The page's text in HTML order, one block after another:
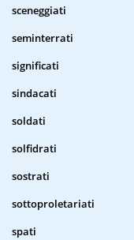
sceneggiati
seminterrati
significati
sindacati
soldati
solfidrati
sostrati
sottoproletariati
spati